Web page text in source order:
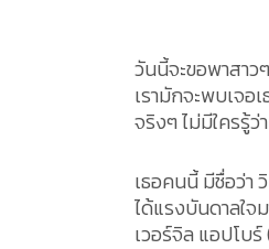
วันนี้จะขอพาสา
เรามักจะพบเจ
จริงๆ ไม่มีใครรู้ว่
เธอคนนี้ มีชื่อว่า
ได้แรงบันดาลใจ
เวอร์จิล แอปโบ